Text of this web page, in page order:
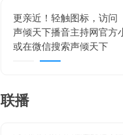
的音素与
声调之间
响，从而
练习和联
主要靠声
节的始终
强都有关
更亲近！轻触图标，访问
声倾天下播音主持网官方
或在微信搜索声倾天下
联播